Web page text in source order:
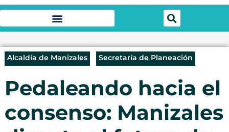
Alcaldía de Manizales Secretaría de Planeación
Pedaleando hacia el
consenso: Manizales